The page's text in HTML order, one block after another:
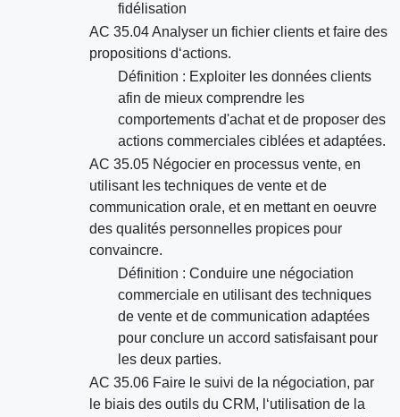
fidélisation
AC 35.04 Analyser un fichier clients et faire des
propositions d‘actions.
Définition : Exploiter les données clients
afin de mieux comprendre les
comportements d'achat et de proposer des
actions commerciales ciblées et adaptées.
AC 35.05 Négocier en processus vente, en
utilisant les techniques de vente et de
communication orale, et en mettant en oeuvre
des qualités personnelles propices pour
convaincre.
Définition : Conduire une négociation
commerciale en utilisant des techniques
de vente et de communication adaptées
pour conclure un accord satisfaisant pour
les deux parties.
AC 35.06 Faire le suivi de la négociation, par
le biais des outils du CRM, l‘utilisation de la